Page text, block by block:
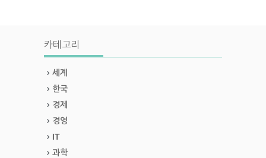
카테고리
세계
한국
경제
경영
IT
과학